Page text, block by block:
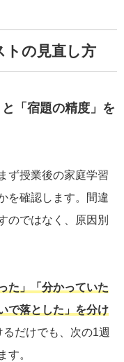
トの見直し方
「宿題の精度」を
ず授業後の家庭学習
を確認します。間違
のではなく、原因別
た」「分かっていた
で落とした」を分け
だけでも、次の1週
す。